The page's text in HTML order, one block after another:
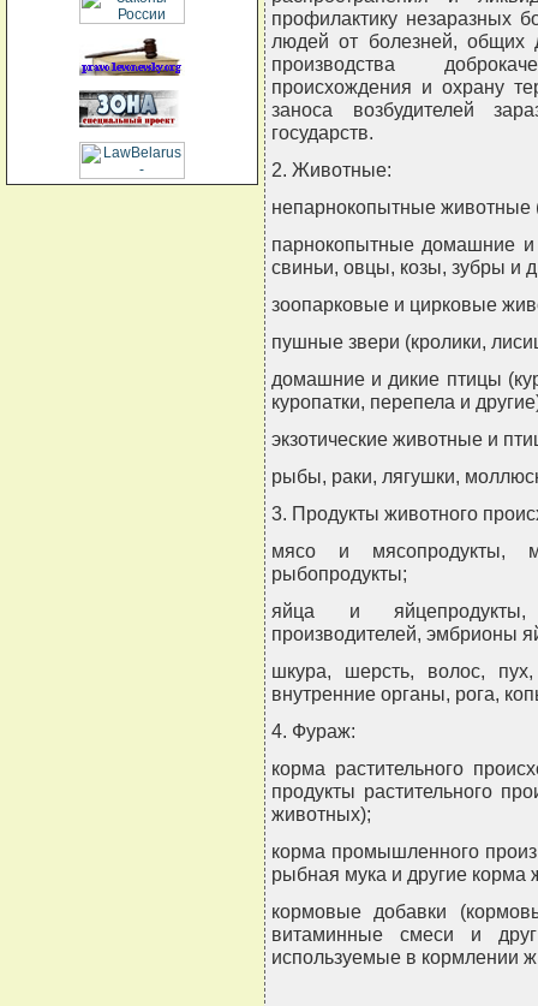
профилактику незаразных
людей от болезней, общих
производства
происхождения и охрану
заноса возбудителей
государств.
2. Животные:
непарнокопытные
парнокопытные домашние и
свиньи, овцы, козы, зубры и
зоопарковые и цирковые
пушные звери (кролики,
домашние и дикие птицы
куропатки, перепела и
экзотические животные и
рыбы, раки, лягушки,
3. Продукты животного
мясо и мясопродукты,
рыбопродукты;
яйца и яйцепродукты,
производителей, эмбрионы
шкура, шерсть, волос,
внутренние органы, рога,
4. Фураж:
корма растительного
продукты растительного
животных);
корма промышленного
рыбная мука и другие корма
кормовые добавки
витаминные смеси и
используемые в кормлении